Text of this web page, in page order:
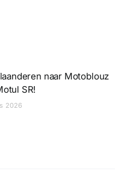
naar Motoblouz
SR!
2026